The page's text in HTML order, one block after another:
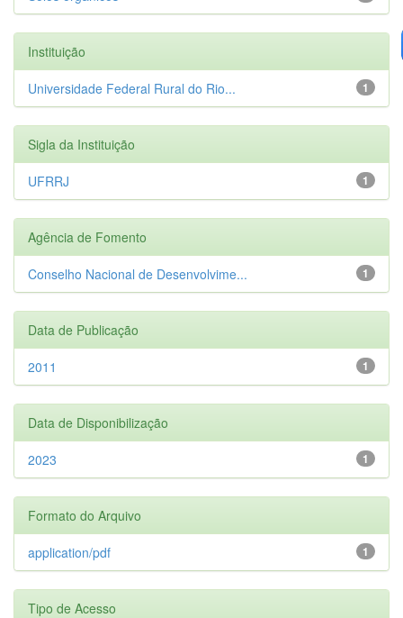
Instituição
1
Universidade Federal Rural do Rio...
Sigla da Instituição
1
UFRRJ
Agência de Fomento
1
Conselho Nacional de Desenvolvime...
Data de Publicação
1
2011
Data de Disponibilização
1
2023
Formato do Arquivo
1
application/pdf
Tipo de Acesso